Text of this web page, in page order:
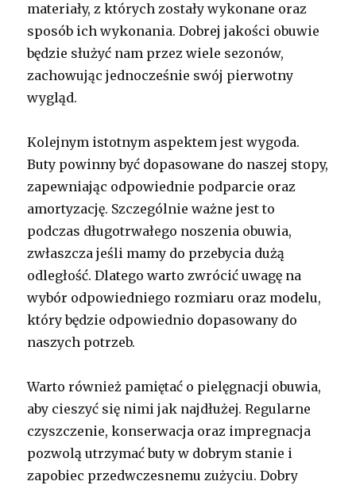
materiały, z których zostały wykonane oraz
sposób ich wykonania. Dobrej jakości obuwie
będzie służyć nam przez wiele sezonów,
zachowując jednocześnie swój pierwotny
wygląd.
Kolejnym istotnym aspektem jest wygoda.
Buty powinny być dopasowane do naszej stopy,
zapewniając odpowiednie podparcie oraz
amortyzację. Szczególnie ważne jest to
podczas długotrwałego noszenia obuwia,
zwłaszcza jeśli mamy do przebycia dużą
odległość. Dlatego warto zwrócić uwagę na
wybór odpowiedniego rozmiaru oraz modelu,
który będzie odpowiednio dopasowany do
naszych potrzeb.
Warto również pamiętać o pielęgnacji obuwia,
aby cieszyć się nimi jak najdłużej. Regularne
czyszczenie, konserwacja oraz impregnacja
pozwolą utrzymać buty w dobrym stanie i
zapobiec przedwczesnemu zużyciu. Dobry